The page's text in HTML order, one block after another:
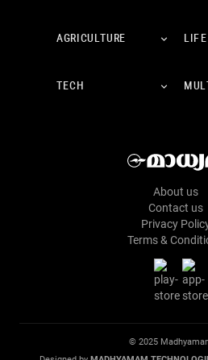
AGRICULTURE LIFE
TECH
About us
Contact us
Privacy
Terms &
© 2025